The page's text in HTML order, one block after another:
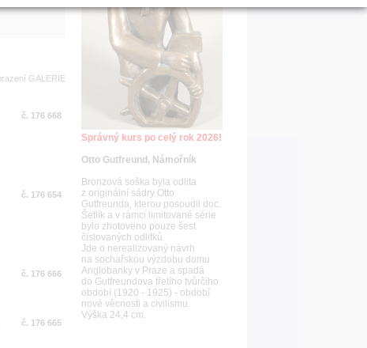
GALERIE
č. 176 668
č. 176 654
č. 176 666
č. 176 665
Správný kurs po celý rok 2026!
Otto Gutfreund, Námořník
Bronzová soška byla odlita
z originální sádry Otto
Gutfreunda, kterou posoudil doc.
Šetlík a v rámci limitované série
bylo zhotoveno pouze šest
číslovaných odlitků.
Jde o nerealizovaný návrh
na sochařskou výzdobu domu
Anglobanky v Praze a spadá
do Gutfreundova třetího tvůrčího
období (1920 - 1925) - období
nové věcnosti a civilismu.
Výška 24,4 cm.